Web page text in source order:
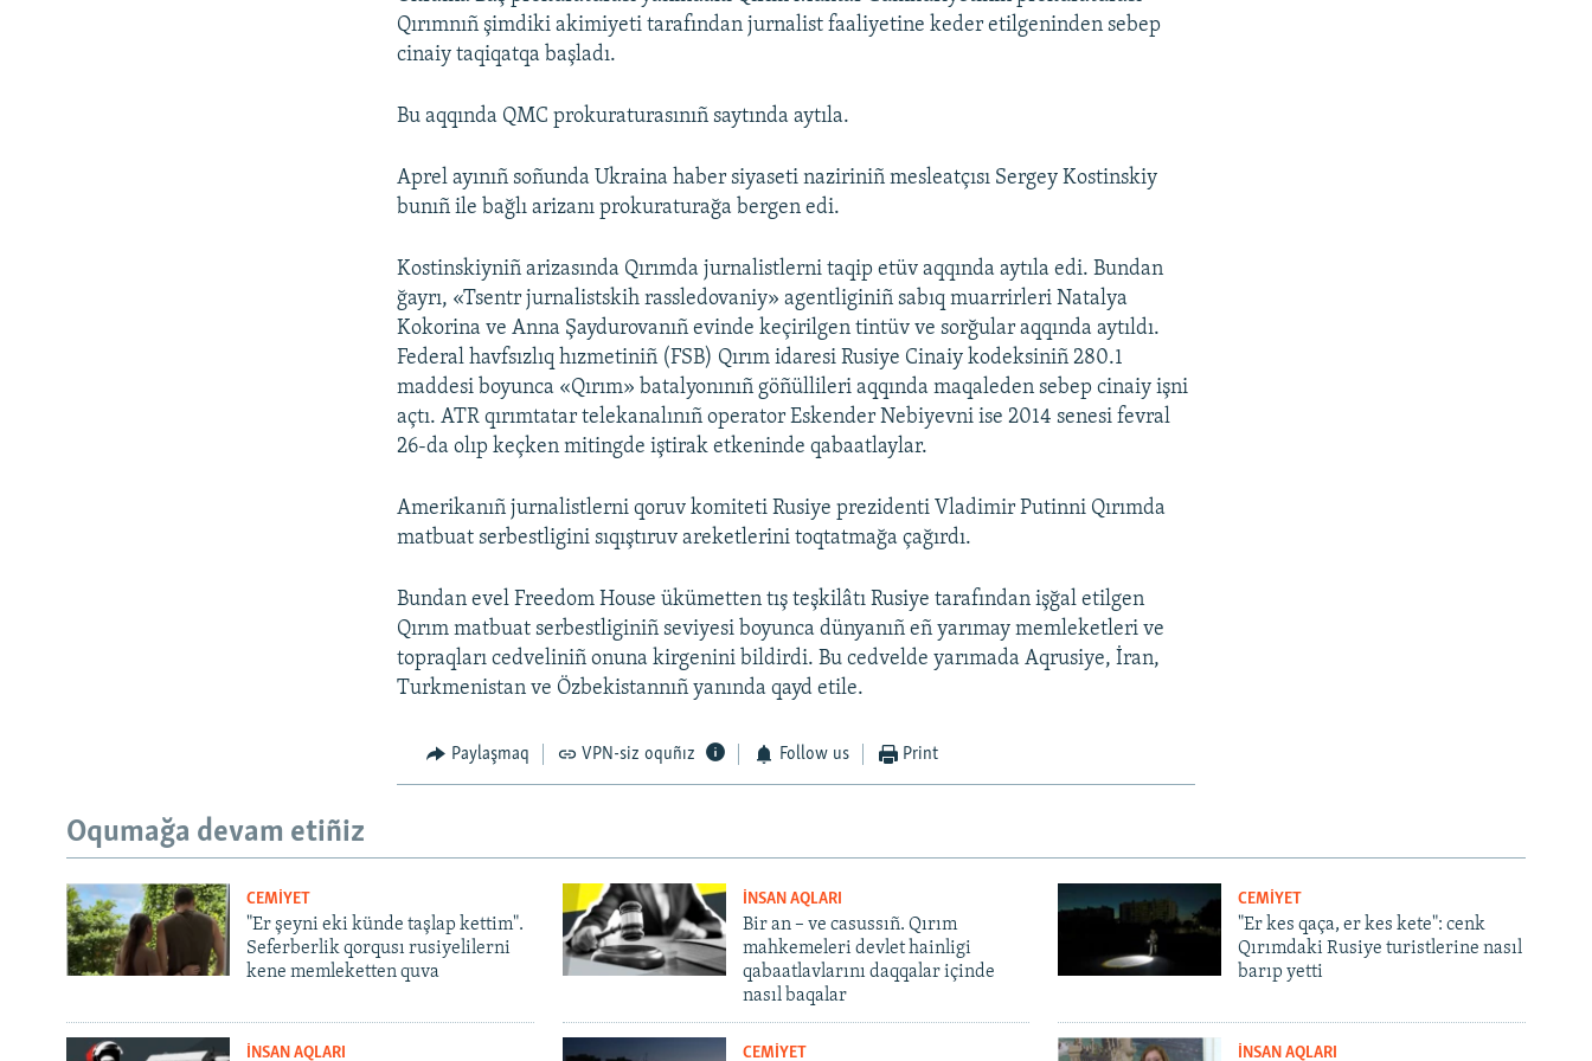
Qırımnıñ şimdiki akimiyeti tarafından jurnalist faaliyetine keder etilgeninden sebep
cinaiy taqiqatqa başladı.
Bu aqqında QMC prokuraturasınıñ saytında aytıla.
Aprel ayınıñ soñunda Ukraina haber siyaseti naziriniñ mesleatçısı Sergey Kostinskiy
bunıñ ile bağlı arizanı prokuraturağa bergen edi.
Kostinskiyniñ arizasında Qırımda jurnalistlerni taqip etüv aqqında aytıla edi. Bundan
ğayrı, «Tsentr jurnalistskih rassledovaniy» agentliginiñ sabıq muarrirleri Natalya
Kokorina ve Anna Şaydurovanıñ evinde keçirilgen tintüv ve sorğular aqqında aytıldı.
Federal havfsızlıq hızmetiniñ (FSB) Qırım idaresi Rusiye Cinaiy kodeksiniñ 280.1
maddesi boyunca «Qırım» batalyonınıñ göñüllileri aqqında maqaleden sebep cinaiy işni
açtı. ATR qırımtatar telekanalınıñ operator Eskender Nebiyevni ise 2014 senesi fevral
26-da olıp keçken mitingde iştirak etkeninde qabaatlaylar.
Amerikanıñ jurnalistlerni qoruv komiteti Rusiye prezidenti Vladimir Putinni Qırımda
matbuat serbestligini sıqıştıruv areketlerini toqtatmağa çağırdı.
Bundan evel Freedom House ükümetten tış teşkilâtı Rusiye tarafından işğal etilgen
Qırım matbuat serbestliginiñ seviyesi boyunca dünyanıñ eñ yarımay memleketleri ve
topraqları cedveliniñ onuna kirgenini bildirdi. Bu cedvelde yarımada Aqrusiye, İran,
Turkmenistan ve Özbekistannıñ yanında qayd etile.
Paylaşmaq VPN-siz oquñız Follow us Print
Oqumağa devam etiñiz
CEMİYET
"Er şeyni eki künde taşlap kettim".
Seferberlik qorqusı rusiyelilerni
kene memleketten quva
İNSAN AQLARI
Bir an – ve casussıñ. Qırım
mahkemeleri devlet hainligi
qabaatlavlarını daqqalar içinde
nasıl baqalar
CEMİYET
"Er kes qaça, er kes kete": cenk
Qırımdaki Rusiye turistlerine nasıl
barıp yetti
İNSAN AQLARI CEMİYET İNSAN AQLARI